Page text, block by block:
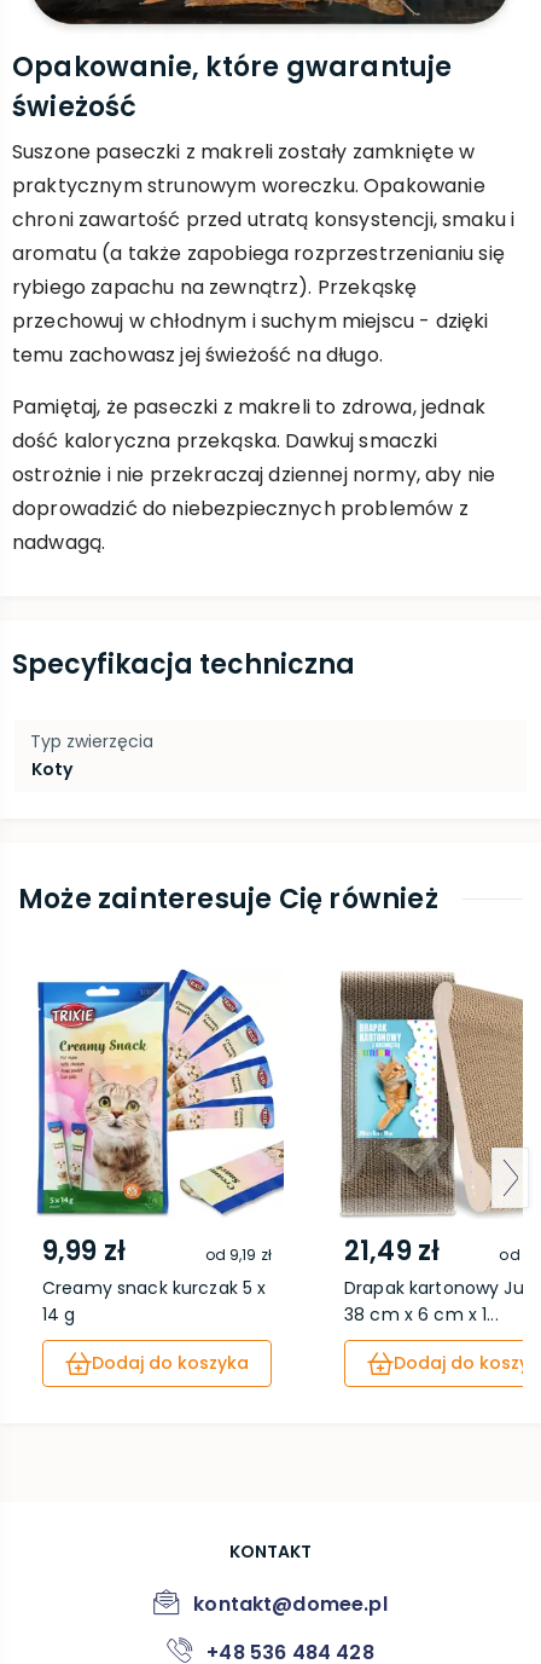
Opakowanie, które gwarantuje
świeżość
Suszone paseczki z makreli zostały zamknięte w
praktycznym strunowym woreczku. Opakowanie
chroni zawartość przed utratą konsystencji, smaku i
aromatu (a także zapobiega rozprzestrzenianiu się
rybiego zapachu na zewnątrz). Przekąskę
przechowuj w chłodnym i suchym miejscu - dzięki
temu zachowasz jej świeżość na długo.
Pamiętaj, że paseczki z makreli to zdrowa, jednak
dość kaloryczna przekąska. Dawkuj smaczki
ostrożnie i nie przekraczaj dziennej normy, aby nie
doprowadzić do niebezpiecznych problemów z
nadwagą.
Specyfikacja techniczna
Typ zwierzęcia
Koty
Może zainteresuje Cię również
9,99 zł od 9,19 zł
Creamy snack kurczak 5 x
14 g
Dodaj do koszyka
21,49 zł od
Drapak kartonowy
38 cm x 6 cm x 1...
Dodaj do
KONTAKT
kontakt@domee.pl
+48 536 484 428